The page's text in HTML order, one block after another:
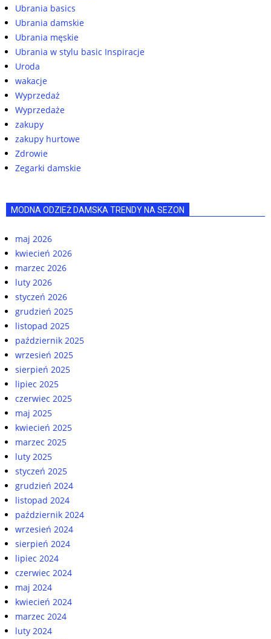
Ubrania basics
Ubrania damskie
Ubrania męskie
Ubrania w stylu basic Inspiracje
Uroda
wakacje
Wyprzedaż
Wyprzedaże
zakupy
zakupy hurtowe
Zdrowie
Zegarki damskie
MODNA ODZIEŻ DAMSKA TRENDY NA SEZON
maj 2026
kwiecień 2026
marzec 2026
luty 2026
styczeń 2026
grudzień 2025
listopad 2025
październik 2025
wrzesień 2025
sierpień 2025
lipiec 2025
czerwiec 2025
maj 2025
kwiecień 2025
marzec 2025
luty 2025
styczeń 2025
grudzień 2024
listopad 2024
październik 2024
wrzesień 2024
sierpień 2024
lipiec 2024
czerwiec 2024
maj 2024
kwiecień 2024
marzec 2024
luty 2024